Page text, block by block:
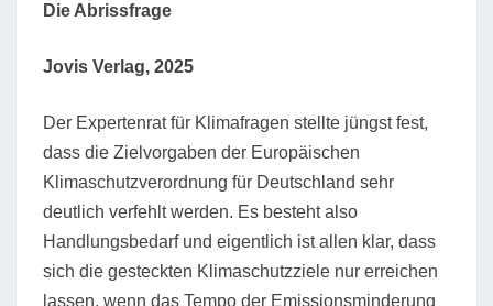
Die Abrissfrage
Jovis Verlag, 2025
Der Expertenrat für Klimafragen stellte jüngst fest,
dass die Zielvorgaben der Europäischen
Klimaschutzverordnung für Deutschland sehr
deutlich verfehlt werden. Es besteht also
Handlungsbedarf und eigentlich ist allen klar, dass
sich die gesteckten Klimaschutzziele nur erreichen
lassen, wenn das Tempo der Emissionsminderung